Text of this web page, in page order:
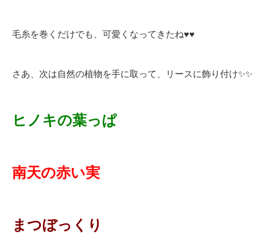
毛糸を巻くだけでも、可愛くなってきたね♥️♥️
さあ、次は自然の植物を手に取って、リースに飾り付け✨✨
ヒノキの葉っぱ
南天の赤い実
まつぼっくり